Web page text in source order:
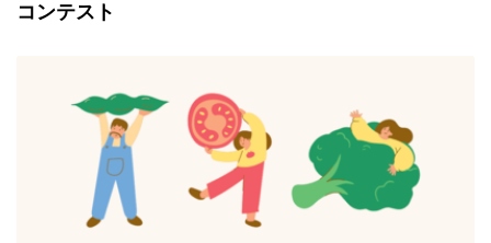
コンテスト